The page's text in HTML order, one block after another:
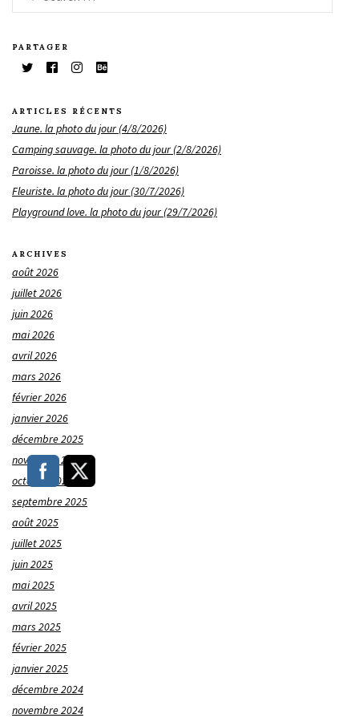
PARTAGER
ARTICLES RÉCENTS
Jaune. la photo du jour (4/8/2026)
Camping sauvage. la photo du jour (2/8/2026)
Paroisse. la photo du jour (1/8/2026)
Fleuriste. la photo du jour (30/7/2026)
Playground love. la photo du jour (29/7/2026)
ARCHIVES
août 2026
juillet 2026
juin 2026
mai 2026
avril 2026
mars 2026
février 2026
janvier 2026
décembre 2025
novembre 2025
octobre 2025
septembre 2025
août 2025
juillet 2025
juin 2025
mai 2025
avril 2025
mars 2025
février 2025
janvier 2025
décembre 2024
novembre 2024